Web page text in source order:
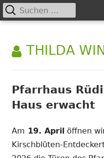
zum
Inhalt
Primäres
Suchen
nach:
AUTOR:
THILDA
Pfarrhaus
Haus erwacht
Am 19. April öffnen
Kirschblüten-